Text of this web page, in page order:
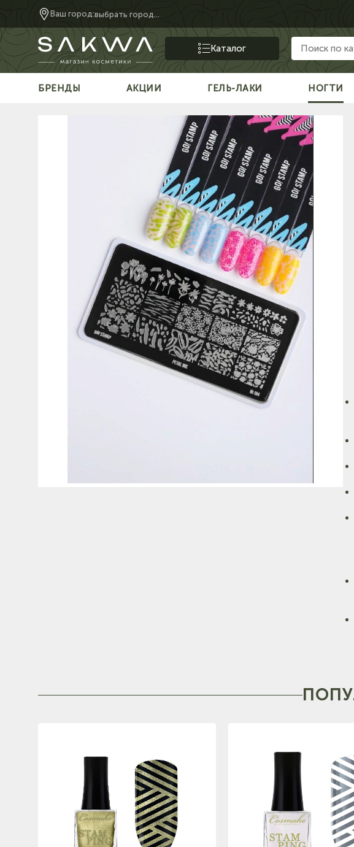
Ваш город:выбрать город...
Каталог
БРЕНДЫ АКЦИИ ГЕЛЬ-ЛАКИ НОГТИ